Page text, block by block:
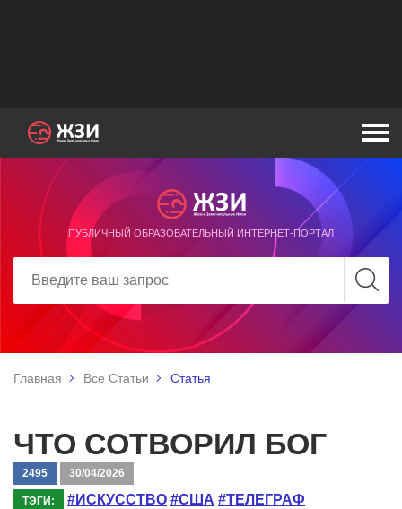
ПУБЛИЧНЫЙ ОБРАЗОВАТЕЛЬНЫЙ ИНТЕРНЕТ-ПОРТАЛ
Главная Все Статьи Статья
ЧТО СОТВОРИЛ БОГ
2495 30/04/2026
ТЭГИ: #ИСКУССТВО #США #ТЕЛЕГРАФ